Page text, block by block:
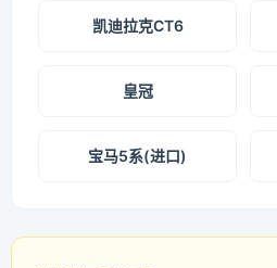
凯迪拉克CT6
皇冠
宝马5系(进口)